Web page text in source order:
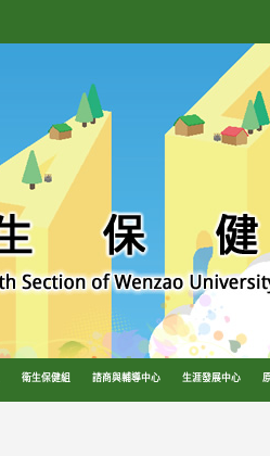
衛生保健組 諮商與輔導中心 生涯發展中心